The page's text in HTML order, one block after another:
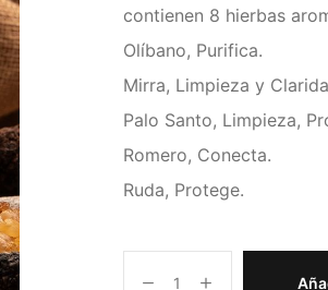
contienen 8 hierbas
Olíbano, Purifica.
Mirra, Limpieza y
Palo Santo, Limpieza,
Romero, Conecta.
Ruda, Protege.